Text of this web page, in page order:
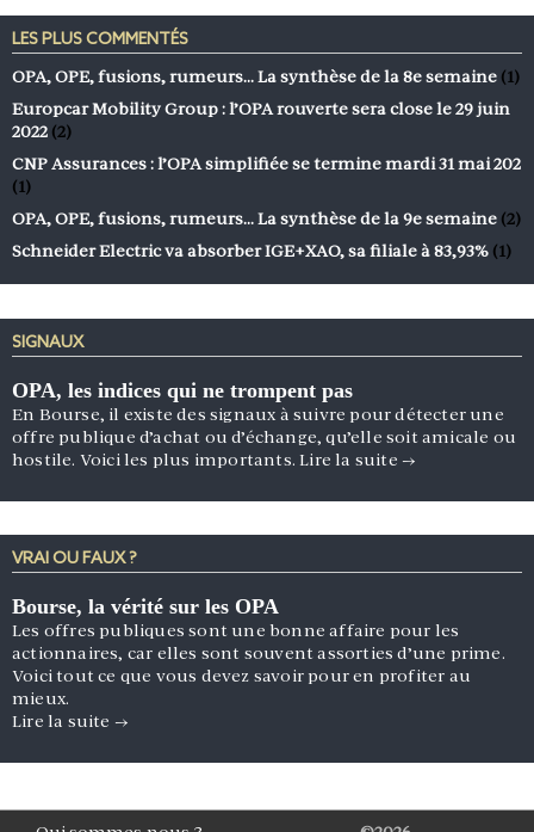
LES PLUS COMMENTÉS
OPA, OPE, fusions, rumeurs… La synthèse de la 8e semaine (1)
Europcar Mobility Group : l’OPA rouverte sera close le 29 juin
2022 (2)
CNP Assurances : l’OPA simplifiée se termine mardi 31 mai 202
(1)
OPA, OPE, fusions, rumeurs… La synthèse de la 9e semaine (2)
Schneider Electric va absorber IGE+XAO, sa filiale à 83,93% (1)
SIGNAUX
OPA, les indices qui ne trompent pas
En Bourse, il existe des signaux à suivre pour détecter une
offre publique d’achat ou d’échange, qu’elle soit amicale ou
hostile. Voici les plus importants.Lire la suite →
VRAI OU FAUX ?
Bourse, la vérité sur les OPA
Les offres publiques sont une bonne affaire pour les
actionnaires, car elles sont souvent assorties d’une prime.
Voici tout ce que vous devez savoir pour en profiter au
mieux.
Lire la suite →